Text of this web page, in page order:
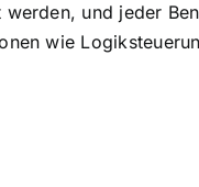
und jeder
wie